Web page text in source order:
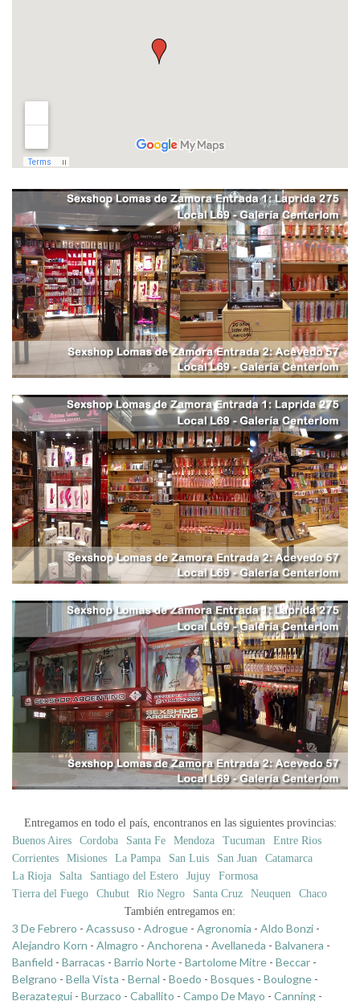
Entregamos en todo el país, encontranos en las siguientes provincias:
Buenos Aires
Cordoba Santa Fe Mendoza Tucuman
Entre Rios
Corrientes
Misiones La Pampa San Luis San Juan
Catamarca
La Rioja
Salta Santiago del Estero Jujuy
Formosa
Tierra del Fuego
Chubut Rio Negro Santa Cruz Neuquen
Chaco
También entregamos en:
3 De Febrero - Acassuso - Adrogue - Agronomia - Aldo Bonzi -
Alejandro Korn - Almagro - Anchorena - Avellaneda - Balvanera -
Banfield - Barracas - Barrio Norte - Bartolome Mitre - Beccar -
Belgrano - Bella Vista - Bernal - Boedo - Bosques - Boulogne -
Berazategui - Burzaco - Caballito - Campo De Mayo - Canning -